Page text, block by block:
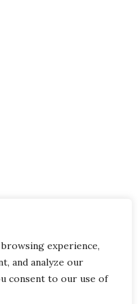
experience,
and analyze our
consent to our use of